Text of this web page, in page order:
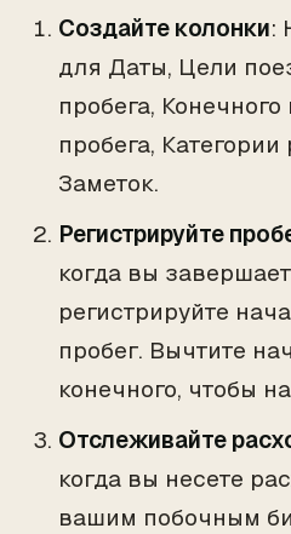
Создайте колонки:
для Даты, Цели
пробега,
пробега,
Заметок.
Регистрируйте
когда вы
регистрируйте
пробег. Вычтите
конечного, чтобы
Отслеживайте
когда вы несете
вашим побочным